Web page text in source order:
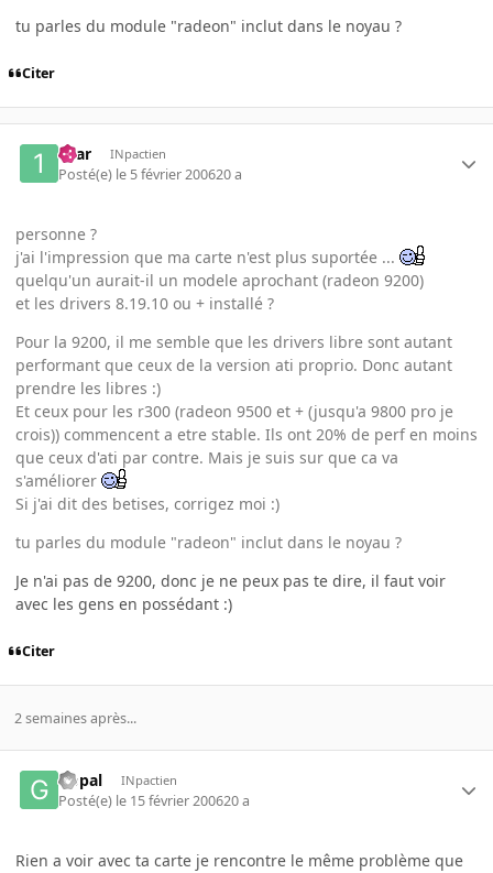
tu parles du module "radeon" inclut dans le noyau ?
Citer
16ar INpactien
Posté(e) le 5 février 200620 a
personne ?
j'ai l'impression que ma carte n'est plus suportée ...
quelqu'un aurait-il un modele aprochant (radeon 9200)
et les drivers 8.19.10 ou + installé ?
Pour la 9200, il me semble que les drivers libre sont autant
performant que ceux de la version ati proprio. Donc autant
prendre les libres :)
Et ceux pour les r300 (radeon 9500 et + (jusqu'a 9800 pro je
crois)) commencent a etre stable. Ils ont 20% de perf en moins
que ceux d'ati par contre. Mais je suis sur que ca va
s'améliorer
Si j'ai dit des betises, corrigez moi :)
tu parles du module "radeon" inclut dans le noyau ?
Je n'ai pas de 9200, donc je ne peux pas te dire, il faut voir
avec les gens en possédant :)
Citer
2 semaines après...
Gopal INpactien
Posté(e) le 15 février 200620 a
Rien a voir avec ta carte je rencontre le même problème que